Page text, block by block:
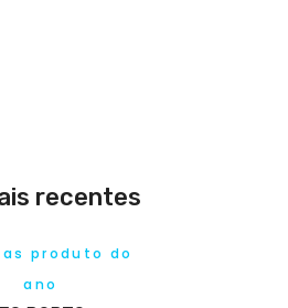
recentes
produto do
ano